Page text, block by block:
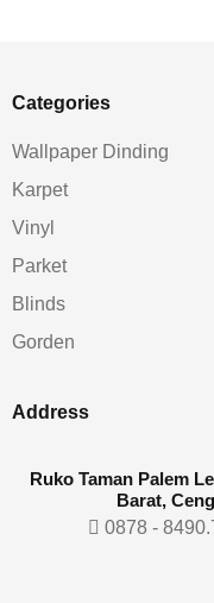
Categories
Wallpaper Dinding
Karpet
Vinyl
Parket
Blinds
Gorden
Address
Ruko Taman Palem
Barat,
0878 -